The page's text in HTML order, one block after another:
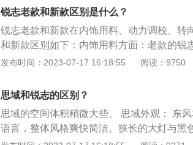
款尊锐导航版锐志前悬架是双叉杆式悬架，
3.0l自然吸气发动机，最大马力是227ps，
m。
锐志老款和新款区别是什么？
锐志老款和新款在内饰用料、动力调校、转
和新款区别如下：内饰用料方面：老款的锐
志，即便是乞丐版，内饰也有很多真皮包裹
志的更好一些。动力调校方面：老款的要比
显要比新锐志更灵敏一些。即便是2.5排量
积极。加速和起步的时候，整体感觉更舒服
款锐志更好。新款锐志的转向感觉更清晰，
发布时间：2023-07-17 16:18:55 阅读：9750
思域和锐志的区别？
思域的空间体积稍微大些。 思域外观： 东
语言，整体风格爽快简洁。狭长的大灯与黑